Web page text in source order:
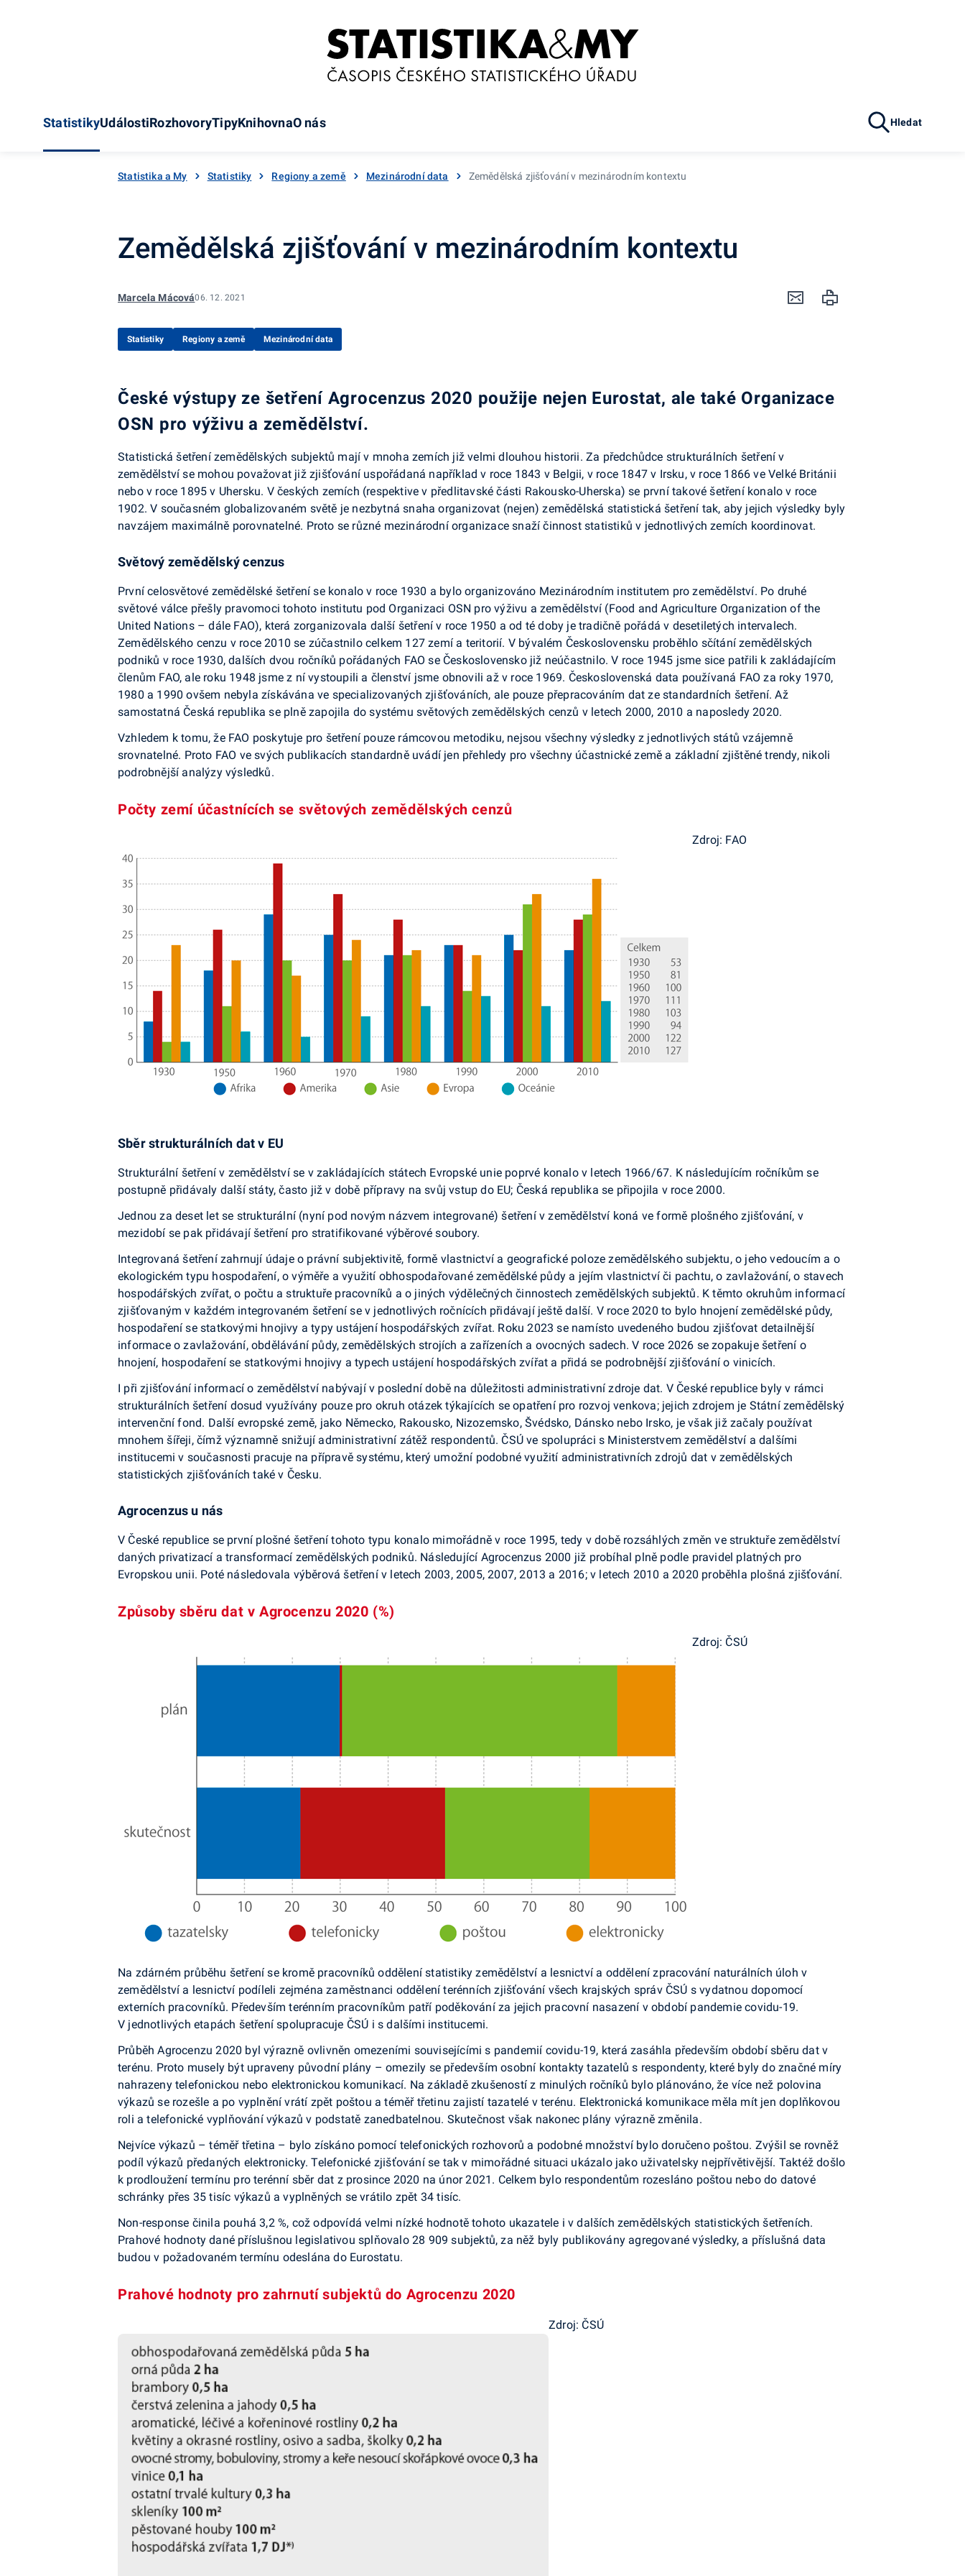
StatistikyUdálostiRozhovoryTipyKnihovnaO nás Hledat
Statistika a My Statistiky Regiony a země Mezinárodní data Zemědělská zjišťování v mezinárodním kontextu
Zemědělská zjišťování v mezinárodním kontextu
Marcela Mácová06. 12. 2021
Statistiky Regiony a země Mezinárodní data
České výstupy ze šetření Agrocenzus 2020 použije nejen Eurostat, ale také Organizace
OSN pro výživu a zemědělství.
Statistická šetření zemědělských subjektů mají v mnoha zemích již velmi dlouhou historii. Za předchůdce strukturálních šetření v
zemědělství se mohou považovat již zjišťování uspořádaná například v roce 1843 v Belgii, v roce 1847 v Irsku, v roce 1866 ve Velké Británii
nebo v roce 1895 v Uhersku. V českých zemích (respektive v předlitavské části Rakousko-Uherska) se první takové šetření konalo v roce
1902. V současném globalizovaném světě je nezbytná snaha organizovat (nejen) zemědělská statistická šetření tak, aby jejich výsledky byly
navzájem maximálně porovnatelné. Proto se různé mezinárodní organizace snaží činnost statistiků v jednotlivých zemích koordinovat.
Světový zemědělský cenzus
První celosvětové zemědělské šetření se konalo v roce 1930 a bylo organizováno Mezinárodním institutem pro zemědělství. Po druhé
světové válce přešly pravomoci tohoto institutu pod Organizaci OSN pro výživu a zemědělství (Food and Agriculture Organization of the
United Nations – dále FAO), která zorganizovala další šetření v roce 1950 a od té doby je tradičně pořádá v desetiletých intervalech.
Zemědělského cenzu v roce 2010 se zúčastnilo celkem 127 zemí a teritorií. V bývalém Československu proběhlo sčítání zemědělských
podniků v roce 1930, dalších dvou ročníků pořádaných FAO se Československo již neúčastnilo. V roce 1945 jsme sice patřili k zakládajícím
členům FAO, ale roku 1948 jsme z ní vystoupili a členství jsme obnovili až v roce 1969. Československá data používaná FAO za roky 1970,
1980 a 1990 ovšem nebyla získávána ve specializovaných zjišťováních, ale pouze přepracováním dat ze standardních šetření. Až
samostatná Česká republika se plně zapojila do systému světových zemědělských cenzů v letech 2000, 2010 a naposledy 2020.
Vzhledem k tomu, že FAO poskytuje pro šetření pouze rámcovou metodiku, nejsou všechny výsledky z jednotlivých států vzájemně
srovnatelné. Proto FAO ve svých publikacích standardně uvádí jen přehledy pro všechny účastnické země a základní zjištěné trendy, nikoli
podrobnější analýzy výsledků.
Počty zemí účastnících se světových zemědělských cenzů
Zdroj: FAO
Sběr strukturálních dat v EU
Strukturální šetření v zemědělství se v zakládajících státech Evropské unie poprvé konalo v letech 1966/67. K následujícím ročníkům se
postupně přidávaly další státy, často již v době přípravy na svůj vstup do EU; Česká republika se připojila v roce 2000.
Jednou za deset let se strukturální (nyní pod novým názvem integrované) šetření v zemědělství koná ve formě plošného zjišťování, v
mezidobí se pak přidávají šetření pro stratifikované výběrové soubory.
Integrovaná šetření zahrnují údaje o právní subjektivitě, formě vlastnictví a geografické poloze zemědělského subjektu, o jeho vedoucím a o
ekologickém typu hospodaření, o výměře a využití obhospodařované zemědělské půdy a jejím vlastnictví či pachtu, o zavlažování, o stavech
hospodářských zvířat, o počtu a struktuře pracovníků a o jiných výdělečných činnostech zemědělských subjektů. K těmto okruhům informací
zjišťovaným v každém integrovaném šetření se v jednotlivých ročnících přidávají ještě další. V roce 2020 to bylo hnojení zemědělské půdy,
hospodaření se statkovými hnojivy a typy ustájení hospodářských zvířat. Roku 2023 se namísto uvedeného budou zjišťovat detailnější
informace o zavlažování, obdělávání půdy, zemědělských strojích a zařízeních a ovocných sadech. V roce 2026 se zopakuje šetření o
hnojení, hospodaření se statkovými hnojivy a typech ustájení hospodářských zvířat a přidá se podrobnější zjišťování o vinicích.
I při zjišťování informací o zemědělství nabývají v poslední době na důležitosti administrativní zdroje dat. V České republice byly v rámci
strukturálních šetření dosud využívány pouze pro okruh otázek týkajících se opatření pro rozvoj venkova; jejich zdrojem je Státní zemědělský
intervenční fond. Další evropské země, jako Německo, Rakousko, Nizozemsko, Švédsko, Dánsko nebo Irsko, je však již začaly používat
mnohem šířeji, čímž významně snižují administrativní zátěž respondentů. ČSÚ ve spolupráci s Ministerstvem zemědělství a dalšími
institucemi v současnosti pracuje na přípravě systému, který umožní podobné využití administrativních zdrojů dat v zemědělských
statistických zjišťováních také v Česku.
Agrocenzus u nás
V České republice se první plošné šetření tohoto typu konalo mimořádně v roce 1995, tedy v době rozsáhlých změn ve struktuře zemědělství
daných privatizací a transformací zemědělských podniků. Následující Agrocenzus 2000 již probíhal plně podle pravidel platných pro
Evropskou unii. Poté následovala výběrová šetření v letech 2003, 2005, 2007, 2013 a 2016; v letech 2010 a 2020 proběhla plošná zjišťování.
Způsoby sběru dat v Agrocenzu 2020 (%)
Zdroj: ČSÚ
Na zdárném průběhu šetření se kromě pracovníků oddělení statistiky zemědělství a lesnictví a oddělení zpracování naturálních úloh v
zemědělství a lesnictví podíleli zejména zaměstnanci oddělení terénních zjišťování všech krajských správ ČSÚ s vydatnou dopomocí
externích pracovníků. Především terénním pracovníkům patří poděkování za jejich pracovní nasazení v období pandemie covidu-19.
V jednotlivých etapách šetření spolupracuje ČSÚ i s dalšími institucemi.
Průběh Agrocenzu 2020 byl výrazně ovlivněn omezeními souvisejícími s pandemií covidu-19, která zasáhla především období sběru dat v
terénu. Proto musely být upraveny původní plány – omezily se především osobní kontakty tazatelů s respondenty, které byly do značné míry
nahrazeny telefonickou nebo elektronickou komunikací. Na základě zkušeností z minulých ročníků bylo plánováno, že více než polovina
výkazů se rozešle a po vyplnění vrátí zpět poštou a téměř třetinu zajistí tazatelé v terénu. Elektronická komunikace měla mít jen doplňkovou
roli a telefonické vyplňování výkazů v podstatě zanedbatelnou. Skutečnost však nakonec plány výrazně změnila.
Nejvíce výkazů – téměř třetina – bylo získáno pomocí telefonických rozhovorů a podobné množství bylo doručeno poštou. Zvýšil se rovněž
podíl výkazů předaných elektronicky. Telefonické zjišťování se tak v mimořádné situaci ukázalo jako uživatelsky nejpřívětivější. Taktéž došlo
k prodloužení termínu pro terénní sběr dat z prosince 2020 na únor 2021. Celkem bylo respondentům rozesláno poštou nebo do datové
schránky přes 35 tisíc výkazů a vyplněných se vrátilo zpět 34 tisíc.
Non-response činila pouhá 3,2 %, což odpovídá velmi nízké hodnotě tohoto ukazatele i v dalších zemědělských statistických šetřeních.
Prahové hodnoty dané příslušnou legislativou splňovalo 28 909 subjektů, za něž byly publikovány agregované výsledky, a příslušná data
budou v požadovaném termínu odeslána do Eurostatu.
Prahové hodnoty pro zahrnutí subjektů do Agrocenzu 2020
Zdroj: ČSÚ